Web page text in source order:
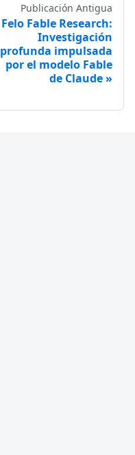
Publicación Antigua
Felo Fable Research:
Investigación
profunda impulsada
por el modelo Fable
de Claude